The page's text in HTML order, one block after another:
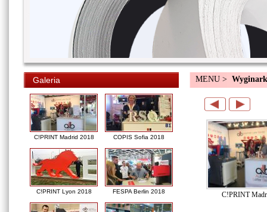
Galeria
C!PRINT Madrid 2018 COPIS Sofia 2018
C!PRINT Lyon 2018 FESPA Berlin 2018
MENU >
C!PRINT